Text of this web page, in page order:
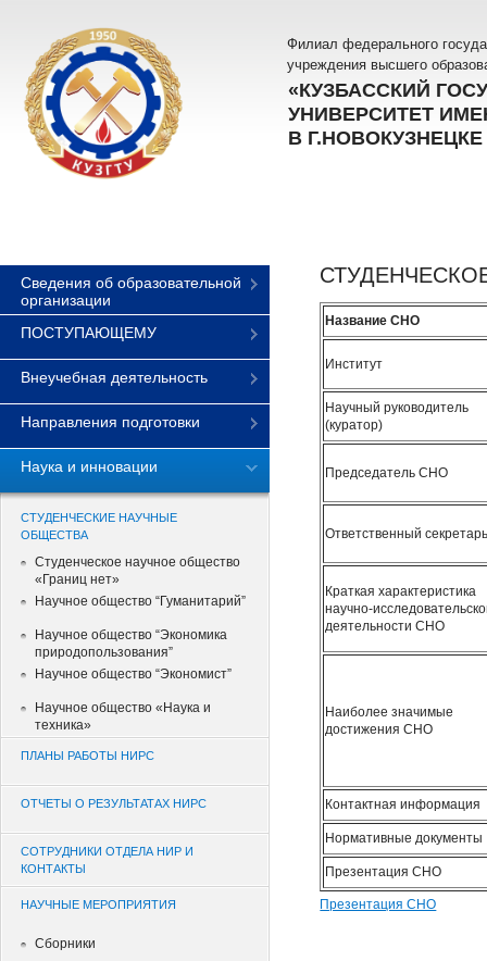
Филиал федерального
учреждения высшего
«КУЗБАССКИЙ
УНИВЕРСИТЕТ
В Г.НОВОКУЗНЕЦКЕ
Сведения об образовательной
организации
ПОСТУПАЮЩЕМУ
Внеучебная деятельность
Направления подготовки
Наука и инновации
СТУДЕНЧЕСКИЕ НАУЧНЫЕ
ОБЩЕСТВА
Студенческое научное общество
«Границ нет»
Научное общество “Гуманитарий”
Научное общество “Экономика
природопользования”
Научное общество “Экономист”
Научное общество «Наука и
техника»
ПЛАНЫ РАБОТЫ НИРС
ОТЧЕТЫ О РЕЗУЛЬТАТАХ НИРС
СОТРУДНИКИ ОТДЕЛА НИР И
КОНТАКТЫ
НАУЧНЫЕ МЕРОПРИЯТИЯ
Сборники
Название СНО
Институт
Научный руководитель
(куратор)
Председатель СНО
Ответственный
Краткая характеристика
научно-
деятельности СНО
Наиболее значимые
достижения СНО
Контактная информация
Нормативные документы
Презентация СНО
Презентация СНО